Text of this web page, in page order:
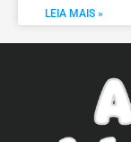
LEIA MAIS »